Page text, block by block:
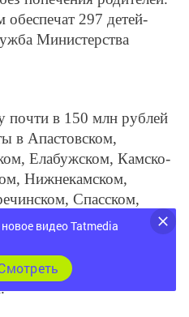
297 детей-
Министерства
в 150 млн рублей
в Апастовском,
Елабужском, Камско-
Нижнекамском,
Спасском,
Чистопольском
одной квартиры
видео Tatmedia